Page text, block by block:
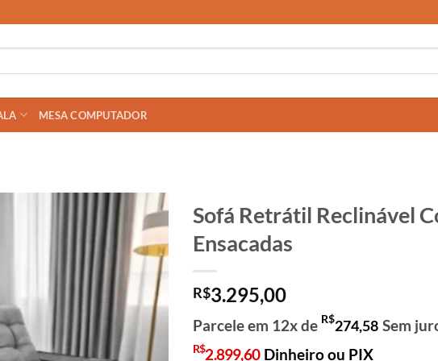
MESA COMPUTADOR
Sofá Retrátil Reclinável
Ensacadas
R$3.295,00
Parcele em 12x de R$274,58 Sem
R$2.899,60 Dinheiro ou PIX